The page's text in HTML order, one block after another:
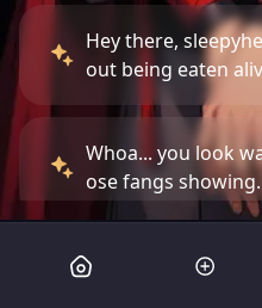
Hey there,
out being eaten
Whoa... you look
ose fangs showing.